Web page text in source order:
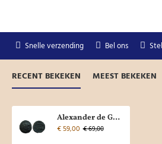
Snelle verzending Bel ons
RECENT BEKEKEN MEEST BEKEKEN
Alexander de Grote - Heracles met boog, knots (JUN2374)
€ 59,00 € 69,00